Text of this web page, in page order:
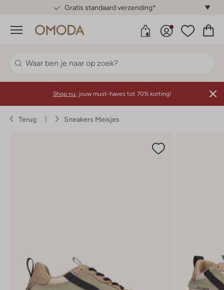
Gratis standaard verzending*
Menu
Shop nu: jouw must-haves tot 70% korting!
Terug Sneakers Meisjes